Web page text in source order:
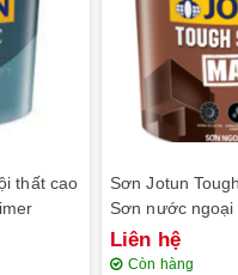
thất cao
Sơn Jotun
Sơn nước ngoại
Liên hệ
Còn hàng